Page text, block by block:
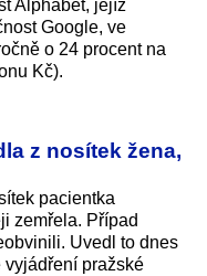
Alphabet, jejíž
Google, ve
o 24 procent na
Kč).
z nosítek žena,
pacientka
zemřela. Případ
Uvedl to dnes
vyjádření pražské